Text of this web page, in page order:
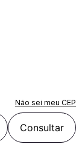
Não sei meu CEP
Consultar